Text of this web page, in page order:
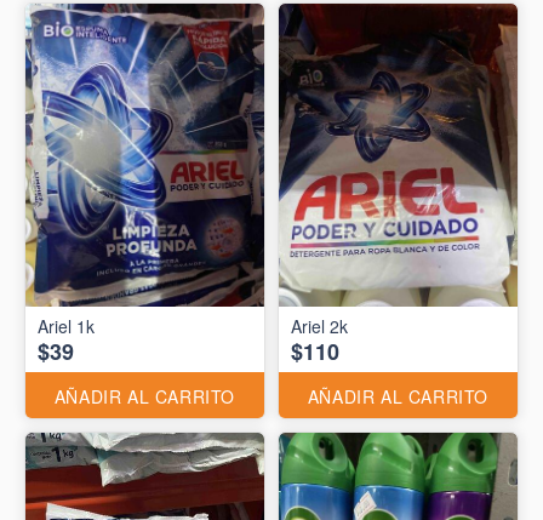
Ariel 1k
$39
AÑADIR AL CARRITO
Ariel 2k
$110
AÑADIR AL CARRITO